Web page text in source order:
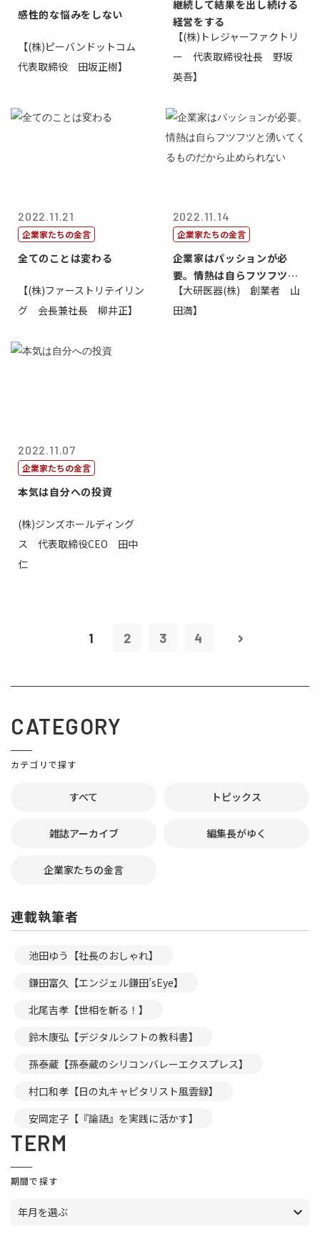
感性的な悩みをしない
【(株)ピーバンドットコム
代表取締役 田坂正樹】
継続して結果を出し続ける
経営をする
【(株)トレジャーファクトリ
ー 代表取締役社長 野坂
英吾】
2022.11.21
企業家たちの金言
全てのことは変わる
【(株)ファーストリテイリン
グ 会長兼社長 柳井正】
2022.11.14
企業家たちの金言
企業家はパッションが必
要。情熱は自らフツフツと
湧いてくるもの...
【大研医器(株) 創業者 山
田満】
2022.11.07
企業家たちの金言
本気は自分への投資
(株)ジンズホールディング
ス 代表取締役CEO 田中
仁
1 2 3 4
CATEGORY
カテゴリで探す
すべて トピックス
雑誌アーカイブ 編集長がゆく
企業家たちの金言
連載執筆者
池田ゆう【社長のおしゃれ】
鎌田富久【エンジェル鎌田’sEye】
北尾吉孝【世相を斬る！】
鈴木康弘【デジタルシフトの教科書】
孫泰蔵【孫泰蔵のシリコンバレーエクスプレス】
村口和孝【日の丸キャピタリスト風雲録】
安岡定子【『論語』を実践に活かす】
TERM
期間で探す
年月を選ぶ